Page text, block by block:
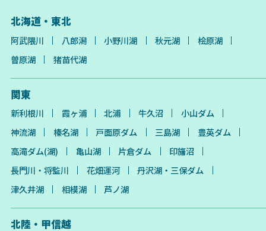
北海道・東北
阿武隈川 八郎潟 小野川湖 秋元湖
桧原湖
曽原湖
猪苗代湖
関東
新利根川 霞ヶ浦 北浦 牛久沼
小山ダム
神流湖
榛名湖 戸面原ダム 三島湖
豊英ダム
高滝ダム(湖)
亀山湖 片倉ダム
印旛沼
長門川・将監川
花畑運河
丹沢湖・三保ダム
津久井湖
相模湖 芦ノ湖
北陸・甲信越